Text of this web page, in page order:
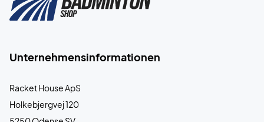
Unternehmensinformationen
Racket House ApS
Holkebjergvej 120